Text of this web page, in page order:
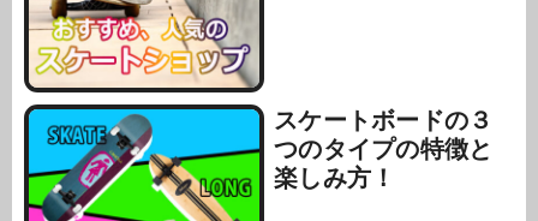
スケートボードの３
つのタイプの特徴と
楽しみ方！